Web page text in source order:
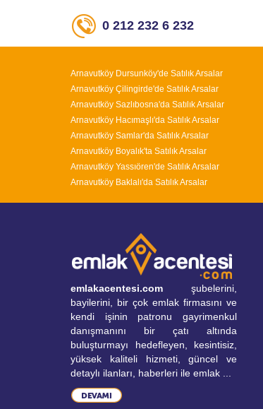
0 212 232 6 232
Arnavutköy Dursunköy'de Satılık Arsalar
Arnavutköy Çilingirde'de Satılık Arsalar
Arnavutköy Sazlıbosna'da Satılık Arsalar
Arnavutköy Hacımaşlı'da Satılık Arsalar
Arnavutköy Samlar'da Satılık Arsalar
Arnavutköy Boyalık'ta Satılık Arsalar
Arnavutköy Yassıören'de Satılık Arsalar
Arnavutköy Baklalı'da Satılık Arsalar
emlakacentesi.com şubelerini,
bayilerini, bir çok emlak firmasını ve
kendi işinin patronu gayrimenkul
danışmanını bir çatı altında
buluşturmayı hedefleyen, kesintisiz,
yüksek kaliteli hizmeti, güncel ve
detaylı ilanları, haberleri ile emlak ...